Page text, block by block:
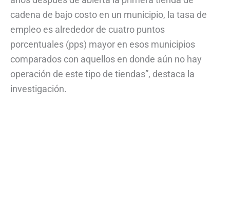
cadena de bajo costo en un municipio, la tasa de
empleo es alrededor de cuatro puntos
porcentuales (pps) mayor en esos municipios
comparados con aquellos en donde aún no hay
operación de este tipo de tiendas”, destaca la
investigación.